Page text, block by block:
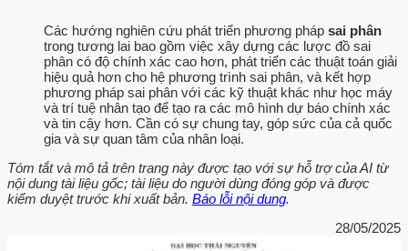
Các hướng nghiên cứu phát triển phương pháp sai phân
trong tương lai bao gồm việc xây dựng các lược đồ sai
phân có độ chính xác cao hơn, phát triển các thuật toán giải
hiệu quả hơn cho hệ phương trình sai phân, và kết hợp
phương pháp sai phân với các kỹ thuật khác như học máy
và trí tuệ nhân tạo để tạo ra các mô hình dự báo chính xác
và tin cậy hơn. Cần có sự chung tay, góp sức của cả quốc
gia và sự quan tâm của nhân loại.
Tóm tắt và mô tả trên trang này được tạo với sự hỗ trợ của AI từ
nội dung tài liệu gốc; tài liệu do người dùng đóng góp và được
kiểm duyệt trước khi xuất bản. Báo lỗi nội dung.
28/05/2025